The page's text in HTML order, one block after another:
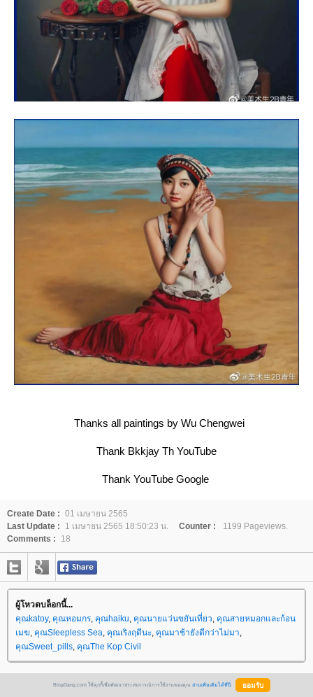
Thanks all paintings by Wu Chengwei
Thank Bkkjay Th YouTube​
Thank YouTube Google
Create Date : 01 เมษายน 2565
Last Update :
1 เมษายน 2565 18:50:23 น. Counter :
1199 Pageviews.
Comments :
18
ผู้โหวตบล็อกนี้...
คุณkatoy, คุณหอมกร คุณhaiku คุณนายแว่นขยันเที่ยว คุณสายหมอกและก้อน
เมฆ คุณSleepless Sea คุณเริงฤดีนะ คุณมาช้ายังดีกว่าไม่มา
คุณSweet_pills คุณThe Kop Civil
BlogGang.com ใช้คุกกี้เพื่อพัฒนาประสบการณ์การใช้งานของคุณ อ่านเพิ่มเติมได้ที่นี่